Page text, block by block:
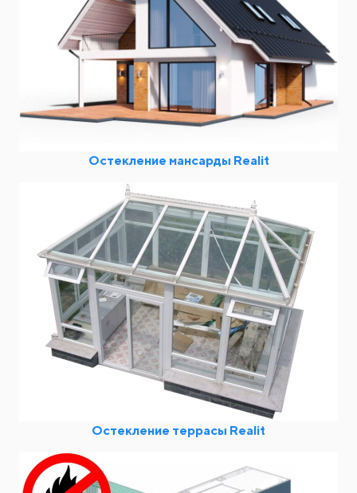
Остекление мансарды Realit
Остекление террасы Realit